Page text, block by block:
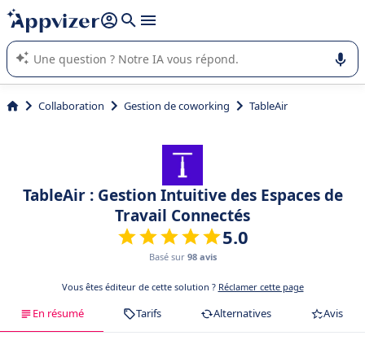
répondre (plusieurs lignes avec
L'IA de Appvizer vous guide dans l'utilisation ou la sélection de
logiciel SaaS en entreprise.
Collaboration Gestion de coworking TableAir
TableAir : Gestion Intuitive des Espaces de
Travail Connectés
5.0
Basé sur 98 avis
Vous êtes éditeur de cette solution ? Réclamer cette page
En résumé Tarifs Alternatives Avis